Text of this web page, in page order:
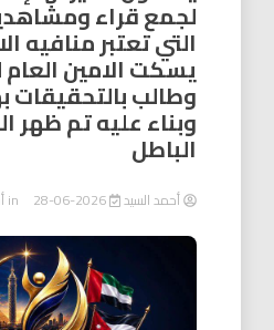
لجمع قراء
التي تعتبر منافيه
يسكت الامين
وطالب بالتحقيقات
وبناء عليه تم
الباطل
أحمد السيد 2026-06-28
in